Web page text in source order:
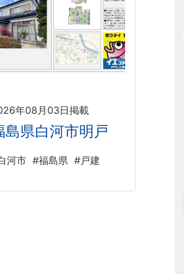
年08月03日掲載
島県白河市明戸
河市 #福島県 #戸建